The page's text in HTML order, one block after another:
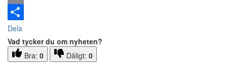
Email
Dela
Vad tycker du om nyheten?
Bra: 0 Dåligt: 0